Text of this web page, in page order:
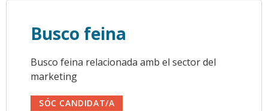
Busco feina
Busco feina relacionada amb el sector del
marketing
SÓC CANDIDAT/A